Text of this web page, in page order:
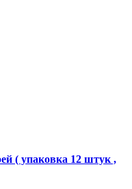
( упаковка 12 штук ,